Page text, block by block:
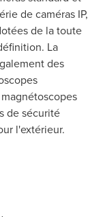
de caméras IP,
de la toute
La
des
de sécurité
l'extérieur.